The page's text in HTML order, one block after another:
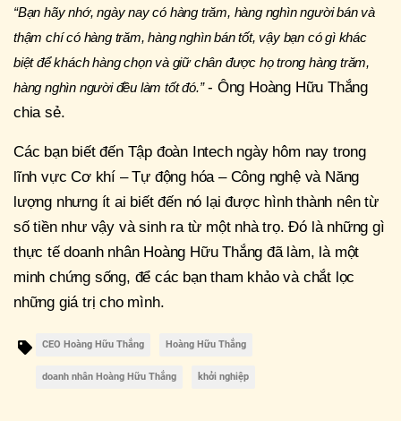
“Bạn hãy nhớ, ngày nay có hàng trăm, hàng nghìn người bán và
thậm chí có hàng trăm, hàng nghìn bán tốt, vậy bạn có gì khác
biệt để khách hàng chọn và giữ chân được họ trong hàng trăm,
hàng nghìn người đều làm tốt đó.”- Ông Hoàng Hữu Thắng
chia sẻ.
Các bạn biết đến Tập đoàn Intech ngày hôm nay trong
lĩnh vực Cơ khí – Tự động hóa – Công nghệ và Năng
lượng nhưng ít ai biết đến nó lại được hình thành nên từ
số tiền như vậy và sinh ra từ một nhà trọ. Đó là những gì
thực tế doanh nhân Hoàng Hữu Thắng đã làm, là một
minh chứng sống, để các bạn tham khảo và chắt lọc
những giá trị cho mình.
CEO Hoàng Hữu Thắng Hoàng Hữu Thắng
doanh nhân Hoàng Hữu Thắng khởi nghiệp